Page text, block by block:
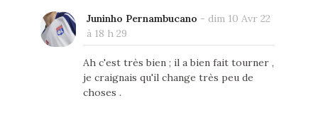
Juninho Pernambucano - dim 10 Avr 22
à 18 h 29
Ah c'est très bien ; il a bien fait tourner ,
je craignais qu'il change très peu de
choses .